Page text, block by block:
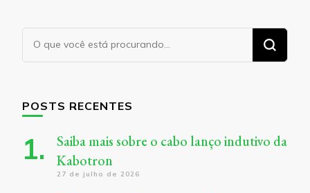
Procurando
algo?
POSTS RECENTES
Saiba mais sobre o cabo lanço indutivo da
Kabotron
27 de julho de 2026